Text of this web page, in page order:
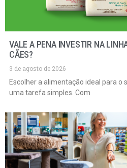
VALE A PENA INVESTIR NA
CÃES?
3 de agosto de 2026
Escolher a alimentação ideal para o
uma tarefa simples. Com